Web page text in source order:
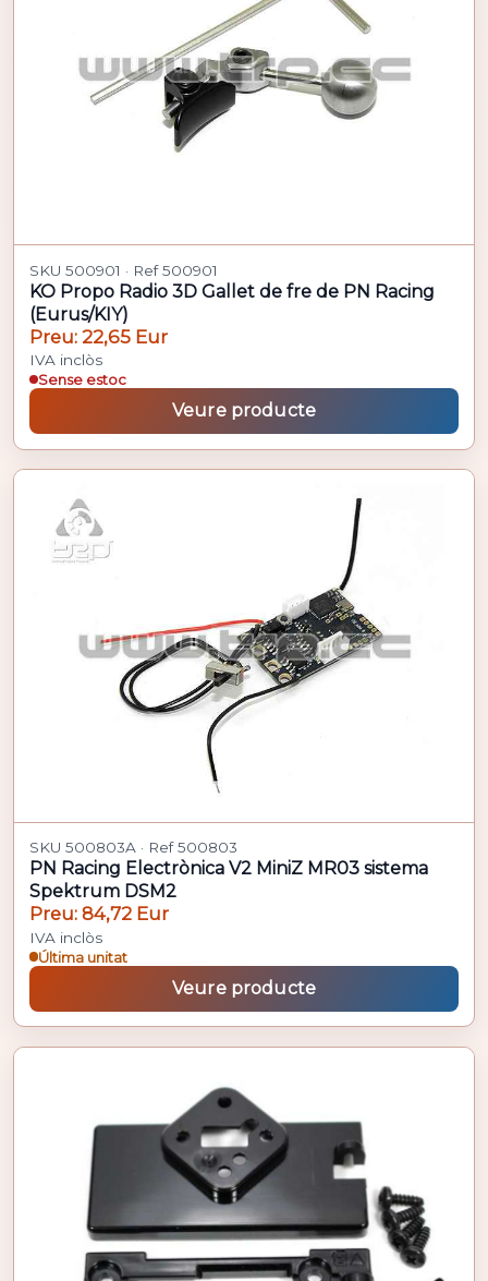
SKU 500901 · Ref 500901
KO Propo Radio 3D Gallet de fre de PN Racing
(Eurus/KIY)
Preu: 22,65 Eur
IVA inclòs
Sense estoc
Veure producte
SKU 500803A · Ref 500803
PN Racing Electrònica V2 MiniZ MR03 sistema
Spektrum DSM2
Preu: 84,72 Eur
IVA inclòs
Última unitat
Veure producte